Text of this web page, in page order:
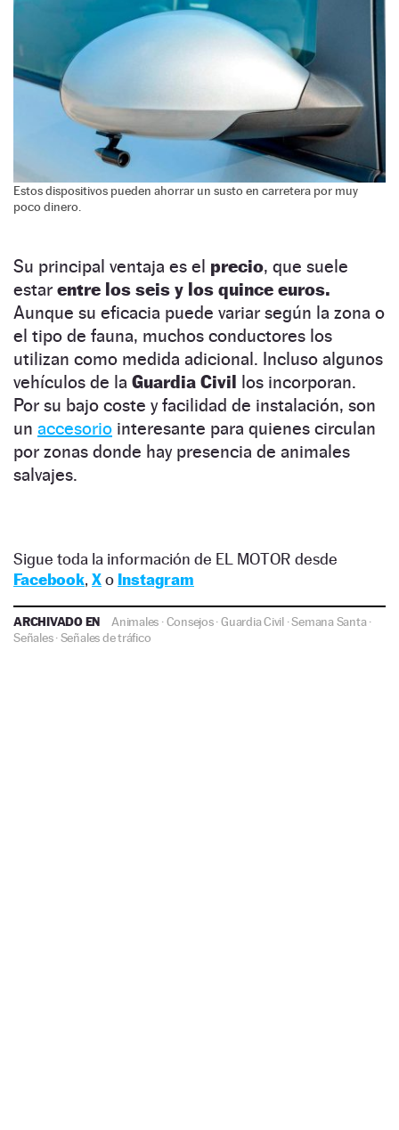
Estos dispositivos pueden ahorrar un susto en carretera por muy
poco dinero.
Su principal ventaja es el precio, que suele
estar entre los seis y los quince euros.
Aunque su eficacia puede variar según la zona o
el tipo de fauna, muchos conductores los
utilizan como medida adicional. Incluso algunos
vehículos de la Guardia Civil los incorporan.
Por su bajo coste y facilidad de instalación, son
un accesorio interesante para quienes circulan
por zonas donde hay presencia de animales
salvajes.
Sigue toda la información de EL MOTOR desde
Facebook, Xo Instagram
ARCHIVADO EN Animales ·Consejos·Guardia Civil ·Semana Santa·
Señales·Señales de tráfico